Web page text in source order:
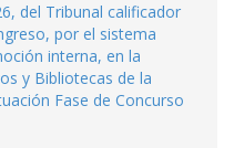
del Tribunal calificador
por el sistema
interna, en la
y Bibliotecas de la
Fase de Concurso